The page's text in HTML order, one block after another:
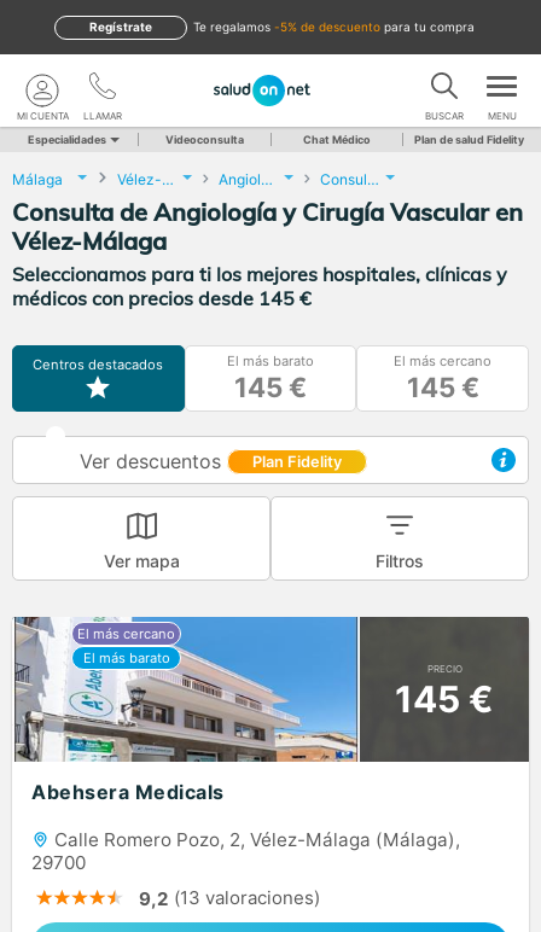
te regalamos -5% de descuento para tu compra
Regístrate
LLAMAR
MI CUENTA BUSCAR MENU
Especialidades Videoconsulta Chat Médico Plan de salud Fidelity
Málaga Vélez-Málaga Angiología y Cirugía Vascular Consulta de Angiología y Cirugía Vascular
Consulta de Angiología y Cirugía Vascular en
Vélez-Málaga
Seleccionamos para ti los mejores hospitales, clínicas y
médicos con precios desde 145 €
Centros destacados El más barato
145 €
El más cercano
145 €
Ver descuentos Plan Fidelity
Ver mapa Filtros
PRECIO
145 €
Abehsera Medicals
Calle Romero Pozo, 2, Vélez-Málaga (Málaga),
29700
9,2 (13 valoraciones)